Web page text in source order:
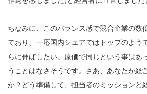
ちなみに、このバランス感で競合企業の数
ており、一応国内シェアではトップのよう
らに伸ばしたい。原価で同じという事はあ
うことはなさそうです。さあ、あなたが経
か？どう準備して、担当者のミッションと